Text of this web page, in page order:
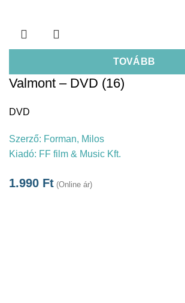
TOVÁBB
Valmont – DVD (16)
DVD
Szerző: Forman, Milos
Kiadó: FF film & Music Kft.
1.990 Ft (Online ár)